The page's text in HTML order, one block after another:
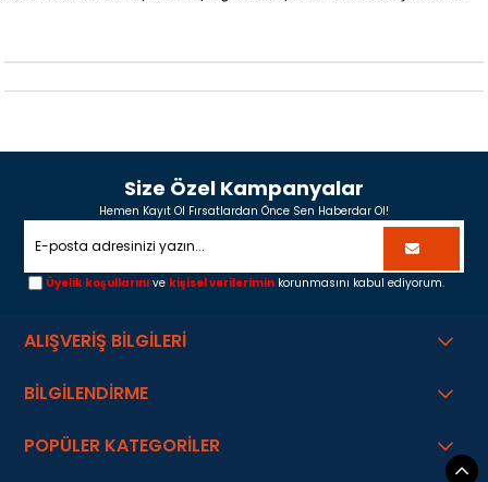
Size Özel Kampanyalar
Hemen Kayıt Ol Fırsatlardan Önce Sen Haberdar Ol!
Üyelik koşullarını ve kişisel verilerimin korunmasını kabul ediyorum.
ALIŞVERİŞ BİLGİLERİ
BİLGİLENDİRME
POPÜLER KATEGORİLER